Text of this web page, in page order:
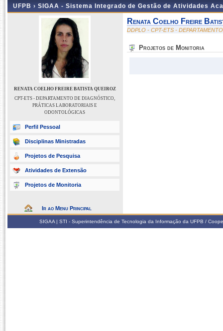
UFPB › SIGAA - Sistema Integrado de Gestão de Atividades
RENATA COELHO FREIRE BATISTA QUEIROZ
CPT-ETS - DEPARTAMENTO DE DIAGNÓSTICO,
PRÁTICAS LABORATORIAIS E
ODONTOLÓGICAS
Perfil Pessoal
Disciplinas Ministradas
Projetos de Pesquisa
Atividades de Extensão
Projetos de Monitoria
Ir ao Menu Principal
Renata Coelho Freire
DDPLO - CPT-ETS -
Projetos de Monitoria
SIGAA | STI - Superintendência de Tecnologia da Informação da UFPB /